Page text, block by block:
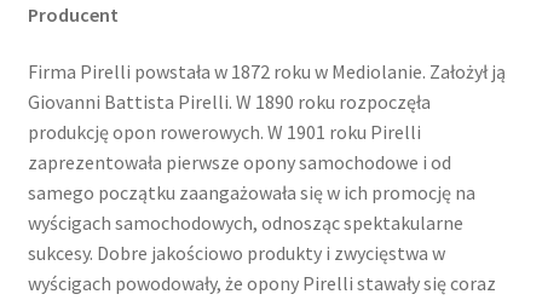
Producent
Firma Pirelli powstała w 1872 roku w Mediolanie. Założył ją
Giovanni Battista Pirelli. W 1890 roku rozpoczęła
produkcję opon rowerowych. W 1901 roku Pirelli
zaprezentowała pierwsze opony samochodowe i od
samego początku zaangażowała się w ich promocję na
wyścigach samochodowych, odnosząc spektakularne
sukcesy. Dobre jakościowo produkty i zwycięstwa w
wyścigach powodowały, że opony Pirelli stawały się coraz